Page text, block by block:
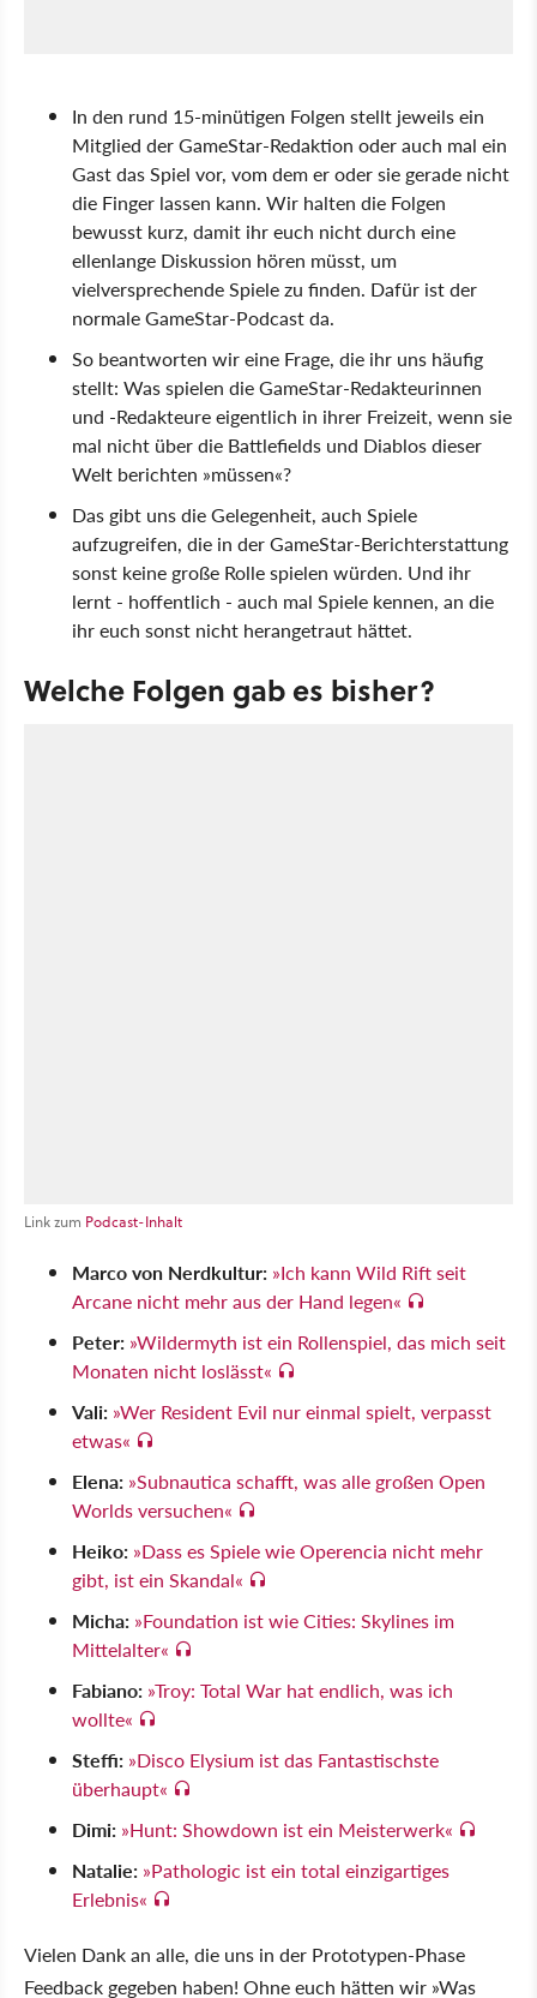
In den rund 15-minütigen Folgen stellt jeweils ein
Mitglied der GameStar-Redaktion oder auch mal ein
Gast das Spiel vor, vom dem er oder sie gerade nicht
die Finger lassen kann. Wir halten die Folgen
bewusst kurz, damit ihr euch nicht durch eine
ellenlange Diskussion hören müsst, um
vielversprechende Spiele zu finden. Dafür ist der
normale GameStar-Podcast da.
So beantworten wir eine Frage, die ihr uns häufig
stellt: Was spielen die GameStar-Redakteurinnen
und -Redakteure eigentlich in ihrer Freizeit, wenn sie
mal nicht über die Battlefields und Diablos dieser
Welt berichten »müssen«?
Das gibt uns die Gelegenheit, auch Spiele
aufzugreifen, die in der GameStar-Berichterstattung
sonst keine große Rolle spielen würden. Und ihr
lernt - hoffentlich - auch mal Spiele kennen, an die
ihr euch sonst nicht herangetraut hättet.
Welche Folgen gab es bisher?
Link zum Podcast-Inhalt
Marco von Nerdkultur: »Ich kann Wild Rift seit
Arcane nicht mehr aus der Hand legen«
Peter: »Wildermyth ist ein Rollenspiel, das mich seit
Monaten nicht loslässt«
Vali: »Wer Resident Evil nur einmal spielt, verpasst
etwas«
Elena: »Subnautica schafft, was alle großen Open
Worlds versuchen«
Heiko: »Dass es Spiele wie Operencia nicht mehr
gibt, ist ein Skandal«
Micha: »Foundation ist wie Cities: Skylines im
Mittelalter«
Fabiano: »Troy: Total War hat endlich, was ich
wollte«
Steffi: »Disco Elysium ist das Fantastischste
überhaupt«
Dimi: »Hunt: Showdown ist ein Meisterwerk«
Natalie: »Pathologic ist ein total einzigartiges
Erlebnis«
Vielen Dank an alle, die uns in der Prototypen-Phase
Feedback gegeben haben! Ohne euch hätten wir »Was